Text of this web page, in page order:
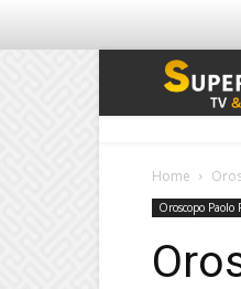
Home
Oroscopo Paolo